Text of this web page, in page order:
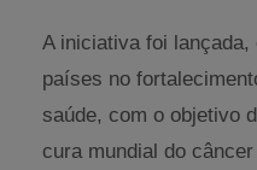
A iniciativa foi lançada,
países no
saúde, com o objetivo
cura mundial do